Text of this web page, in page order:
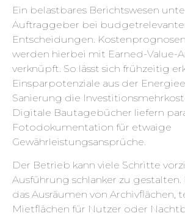
Ein belastbares Berichtswesen
Auftraggeber bei
Entscheidungen.
werden hierbei mit Earned-Value-
verknüpft. So lässt sich frühzeitig
Einsparpotenziale aus der
Sanierung die
Digitale Bautagebücher liefern
Fotodokumentation für etwaige
Gewährleistungsansprüche.
Der Betrieb kann viele Schritte
Ausführung schlanker zu gestalten.
das Ausräumen von Archivflächen,
Mietflächen für Nutzer oder